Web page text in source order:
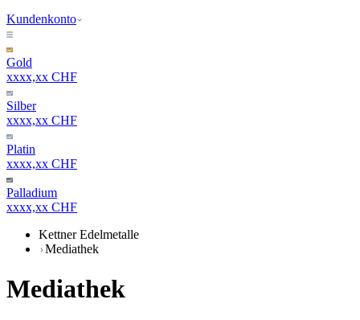
Kundenkonto
Gold
xxxx,xx CHF
Silber
xxxx,xx CHF
Platin
xxxx,xx CHF
Palladium
xxxx,xx CHF
Kettner Edelmetalle
Mediathek
Mediathek